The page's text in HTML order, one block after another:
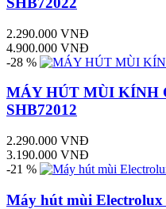
2.290.000 VNĐ
4.900.000 VNĐ
-28 %
MÁY HÚT MÙI KÍNH
SHB72012
2.290.000 VNĐ
3.190.000 VNĐ
-21 %
Máy hút mùi Electrolux